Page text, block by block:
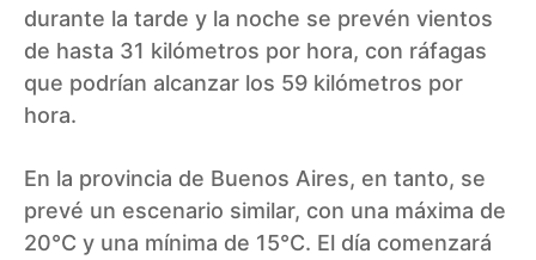
durante la tarde y la noche se prevén vientos
de hasta 31 kilómetros por hora, con ráfagas
que podrían alcanzar los 59 kilómetros por
hora.
En la provincia de Buenos Aires, en tanto, se
prevé un escenario similar, con una máxima de
20°C y una mínima de 15°C. El día comenzará